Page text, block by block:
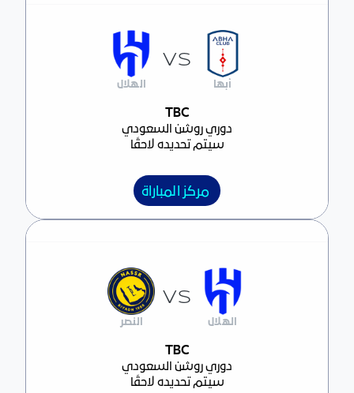
مركز المباراةTBC
دوري روشن السعودي
سيتم تحديده لاحقًا
أبها
VS
الهلال
مركز المباراة
مركز المباراةTBC
دوري روشن السعودي
سيتم تحديده لاحقًا
الهلال
VS
النصر